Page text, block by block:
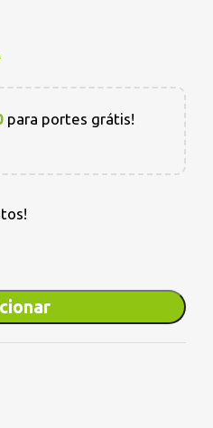
para portes grátis!